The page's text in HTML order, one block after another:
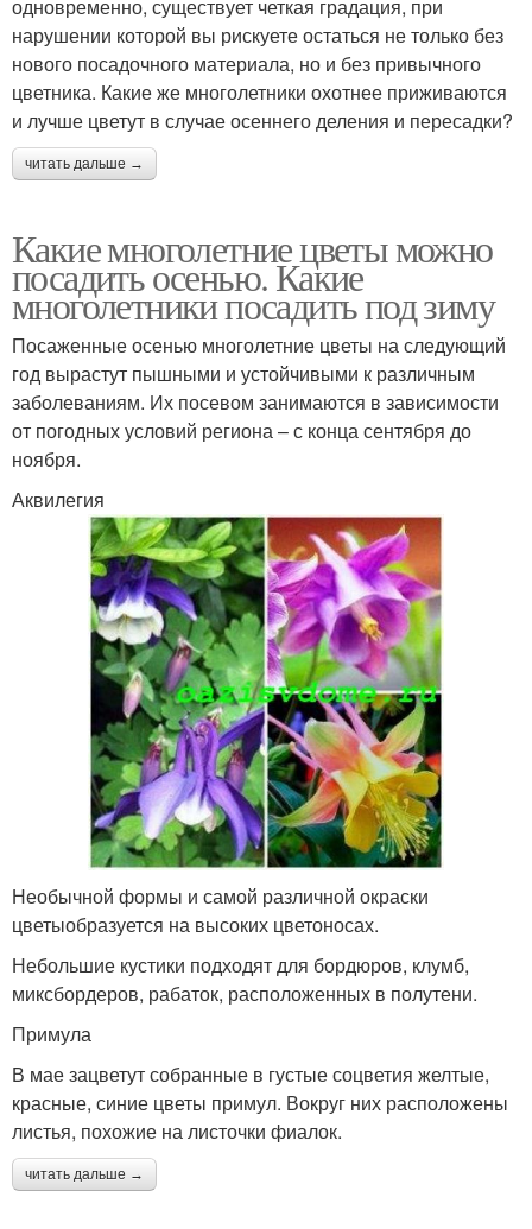
одновременно, существует четкая градация, при
нарушении которой вы рискуете остаться не только без
нового посадочного материала, но и без привычного
цветника. Какие же многолетники охотнее приживаются
и лучше цветут в случае осеннего деления и пересадки?
читать дальше →
Какие многолетние цветы можно
посадить осенью. Какие
многолетники посадить под зиму
Посаженные осенью многолетние цветы на следующий
год вырастут пышными и устойчивыми к различным
заболеваниям. Их посевом занимаются в зависимости
от погодных условий региона – с конца сентября до
ноября.
Аквилегия
Необычной формы и самой различной окраски
цветыобразуется на высоких цветоносах.
Небольшие кустики подходят для бордюров, клумб,
миксбордеров, рабаток, расположенных в полутени.
Примула
В мае зацветут собранные в густые соцветия желтые,
красные, синие цветы примул. Вокруг них расположены
листья, похожие на листочки фиалок.
читать дальше →